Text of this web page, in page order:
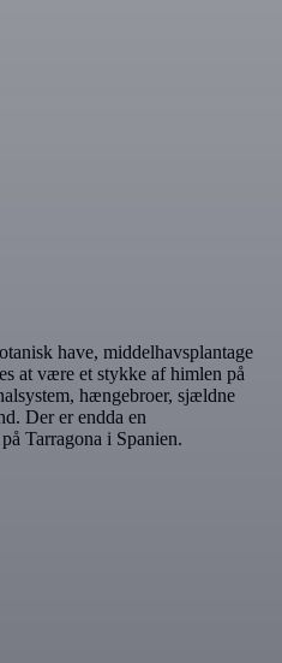
have, middelhavsplantage
at være et stykke af himlen på
hængebroer, sjældne
Der er endda en
Tarragona i Spanien.